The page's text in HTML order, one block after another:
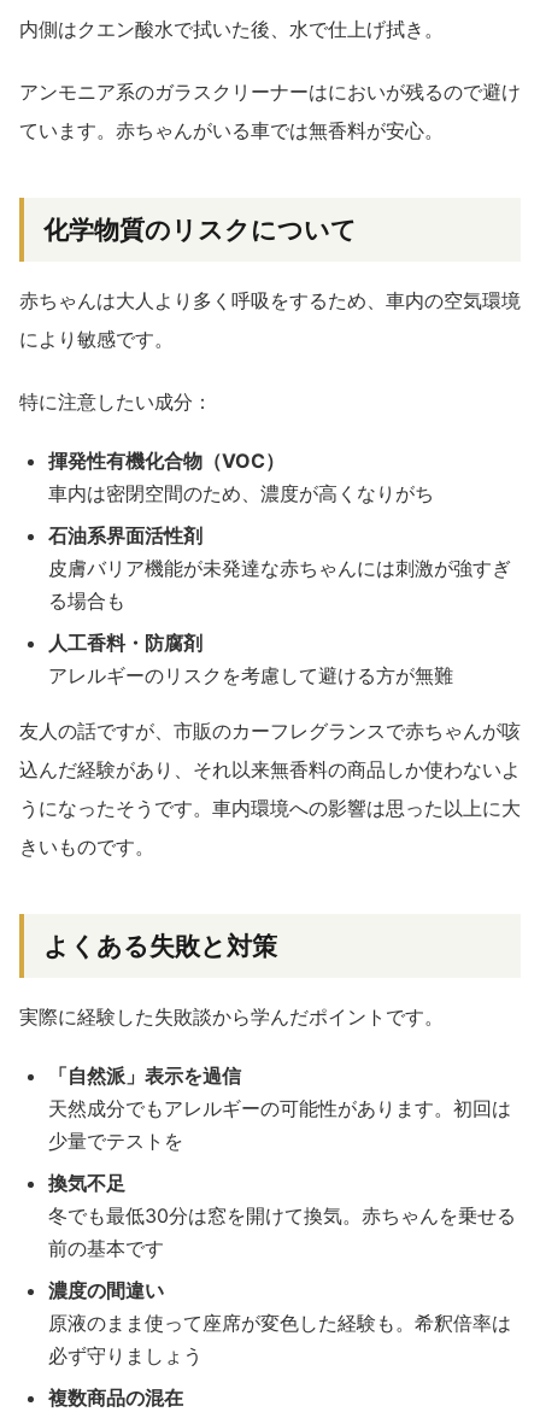
内側はクエン酸水で拭いた後、水で仕上げ拭き。
アンモニア系のガラスクリーナーはにおいが残るので避け
ています。赤ちゃんがいる車では無香料が安心。
化学物質のリスクについて
赤ちゃんは大人より多く呼吸をするため、車内の空気環境
により敏感です。
特に注意したい成分：
揮発性有機化合物（VOC）
車内は密閉空間のため、濃度が高くなりがち
石油系界面活性剤
皮膚バリア機能が未発達な赤ちゃんには刺激が強すぎ
る場合も
人工香料・防腐剤
アレルギーのリスクを考慮して避ける方が無難
友人の話ですが、市販のカーフレグランスで赤ちゃんが咳
込んだ経験があり、それ以来無香料の商品しか使わないよ
うになったそうです。車内環境への影響は思った以上に大
きいものです。
よくある失敗と対策
実際に経験した失敗談から学んだポイントです。
「自然派」表示を過信
天然成分でもアレルギーの可能性があります。初回は
少量でテストを
換気不足
冬でも最低30分は窓を開けて換気。赤ちゃんを乗せる
前の基本です
濃度の間違い
原液のまま使って座席が変色した経験も。希釈倍率は
必ず守りましょう
複数商品の混在